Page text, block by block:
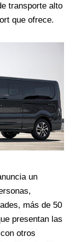
transporte alto
que ofrece.
un
más de 50
presentan las
otros